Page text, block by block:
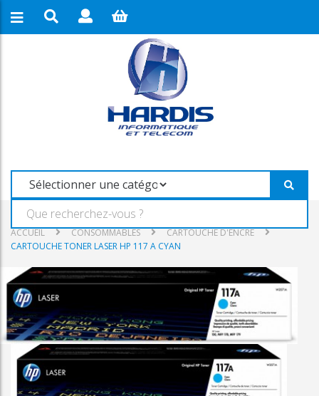
ACCUEIL CONSOMMABLES
CARTOUCHE D'ENCRE
CARTOUCHE TONER LASER HP 117 A CYAN